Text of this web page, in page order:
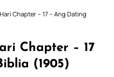
Chapter – 17 – Ang Dating
Chapter – 17
(1905)